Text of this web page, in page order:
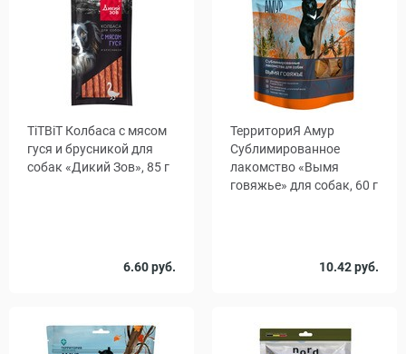
TiTBiT Колбаса с мясом
гуся и брусникой для
собак «Дикий Зов», 85 г
6.60 руб.
1 10
ТерриториЯ Амур
Сублимированное
лакомство «Вымя
говяжье» для собак, 60 г
10.42 руб.
1 25